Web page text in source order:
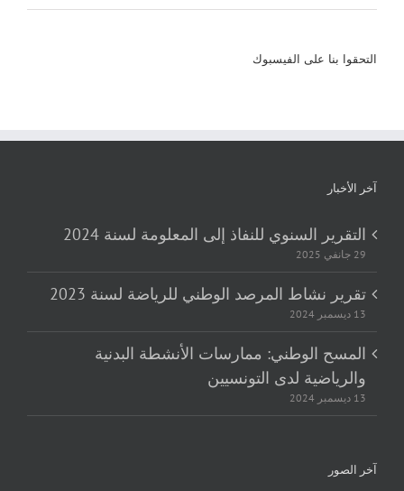
التحقوا بنا على الفيسبوك
آخر الأخبار
التقرير السنوي للنفاذ إلى المعلومة لسنة 2024
29 جانفي 2025
تقرير نشاط المرصد الوطني للرياضة لسنة 2023
13 ديسمبر 2024
المسح الوطني: ممارسات الأنشطة البدنية
والرياضية لدى التونسيين
13 ديسمبر 2024
آخر الصور